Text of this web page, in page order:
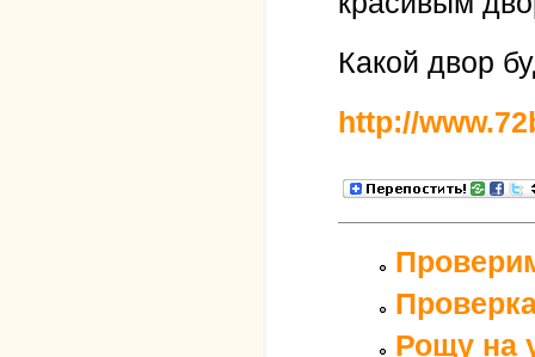
Какой двор
http://
Рощу на